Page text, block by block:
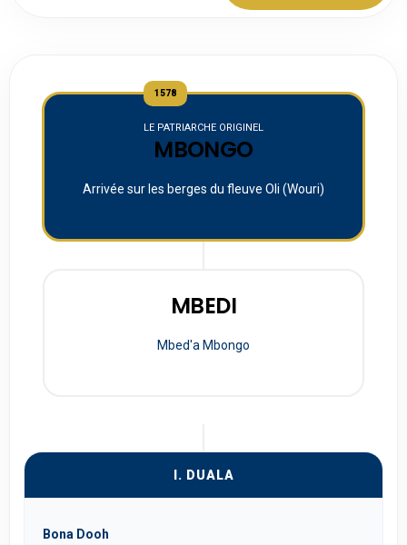
1578
LE PATRIARCHE ORIGINEL
MBONGO
Arrivée sur les berges du fleuve Oli (Wouri)
MBEDI
Mbed'a Mbongo
I. DUALA
Bona Dooh